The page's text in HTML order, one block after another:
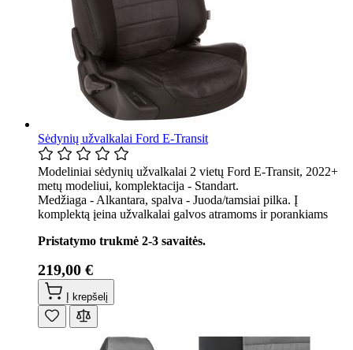
Sėdynių užvalkalai Ford E-Transit
Modeliniai sėdynių užvalkalai 2 vietų Ford E-Transit, 2022+
metų modeliui, komplektacija - Standart.
Medžiaga - Alkantara, spalva - Juoda/tamsiai pilka. Į
komplektą įeina užvalkalai galvos atramoms ir porankiams
Pristatymo trukmė 2-3 savaitės.
219,00 €
Į krepšelį